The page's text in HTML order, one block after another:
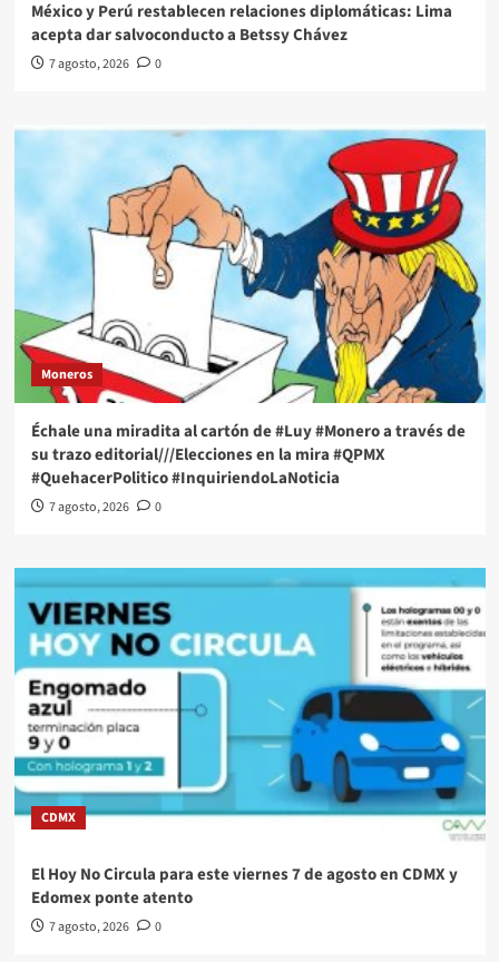
México y Perú restablecen relaciones diplomáticas: Lima
acepta dar salvoconducto a Betssy Chávez
7 agosto, 2026 0
Moneros
Échale una miradita al cartón de #Luy #Monero a través de
su trazo editorial///Elecciones en la mira #QPMX
#QuehacerPolitico #InquiriendoLaNoticia
7 agosto, 2026 0
CDMX
El Hoy No Circula para este viernes 7 de agosto en CDMX y
Edomex ponte atento
7 agosto, 2026 0